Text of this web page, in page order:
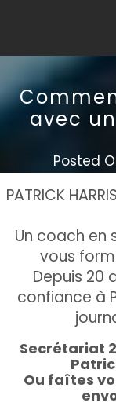
avec
Posted
PATRICK
Un coach en
vous
Depuis 20
confiance à
Secrétariat
Ou faîtes